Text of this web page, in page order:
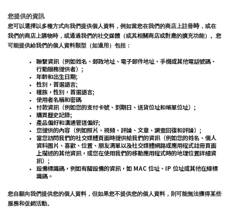
您提供的資訊
您可以選擇以多種方式向我們提供個人資料，例如當您在我們的商店上註冊時，或在
我們的商店上購物時，或通過我們的社交媒體（或其相關商店或對應的擴充功能）。您
可能提供給我們的個人資料類型（如適用）包括：
聯繫資訊（例如姓名、郵政地址、電子郵件地址、手機或其他電話號碼、
行動服務提供者）;
年齡和出生日期;
性別，首選語言;
種族，性別，首選語言;
使用者名稱和密碼
付款資訊（例如您的支付卡號、到期日、送貨位址和帳單位址）;
購買歷史記錄;
產品偏好和溝通管道偏好;
您提供的內容（例如照片、視頻、評論、文章、調查回復和評論）;
當您訪問我們的社交媒體頁面時提供給我們的資訊（例如您的姓名、個人
資料圖片、喜歡、位置、朋友清單以及社交媒體網路或應用程式註冊頁面
上描述的其他資訊，或您在使用我們的移動應用程式時的地理位置詳細資
訊）;
設備標識碼，例如有關設備的資訊，如 MAC 位址、IP 位址或其他在線標
識碼。
您自願向我們提供您的個人資料，但如果您不提供您的個人資料，則可能無法獲得某些
服務和促銷活動。